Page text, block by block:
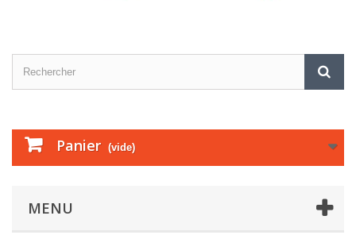
Panier (vide)
MENU